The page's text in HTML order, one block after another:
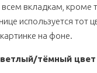
всем вкладкам, кроме
используется тот
на фоне.
тёмный цвет